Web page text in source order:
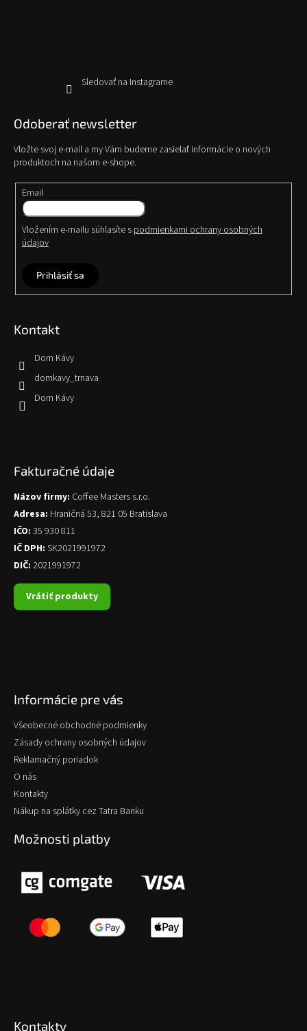
Sledovať na Instagrame
Odoberať newsletter
Vložte svoj e-mail a my Vám budeme zasielať informácie o nových
produktoch na našom e-shope.
Email
Vložením e-mailu súhlasíte s podmienkami ochrany osobných
údajov
Prihlásiť sa
Kontakt
Dom Kávy
domkavy_trnava
Dom Kávy
Fakturačné údaje
Názov firmy: Coffee Masters s.r.o.
Adresa: Hraničná 53, 821 05 Bratislava
IČO: 35 930 811
IČ DPH: SK2021991972
DIČ: 2021991972
Vrátiť produkty
Informácie pre vás
Všeobecné obchodné podmienky
Zásady ochrany osobných údajov
Reklamačný poriadok
O nás
Kontakty
Nákup na splátky cez Tatra Banku
Možnosti platby
Kontakty